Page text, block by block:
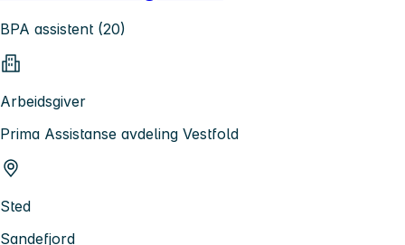
BPA assistent (20)
Arbeidsgiver
Prima Assistanse avdeling Vestfold
Sted
Sandefjord